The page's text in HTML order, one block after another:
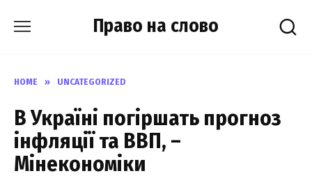
Право на слово
HOME » UNCATEGORIZED
В Україні погіршать прогноз
інфляції та ВВП, –
Мінекономіки